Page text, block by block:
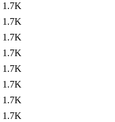
1.7K
1.7K
1.7K
1.7K
1.7K
1.7K
1.7K
1.7K